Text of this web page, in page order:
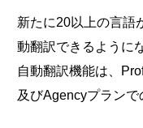
新たに20以上の言語
動翻訳できるように
自動翻訳機能は、
及びAgencyプランで